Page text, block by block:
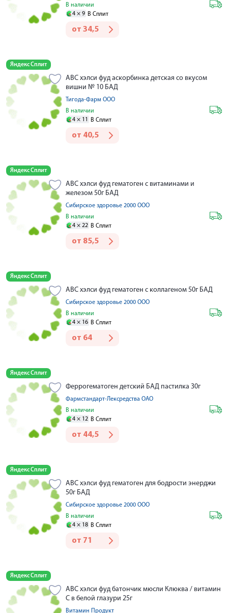
В наличии
4 × 9 В Сплит
от 34,5
Яндекс Сплит
АВС хэлси фуд аскорбинка детская со вкусом
вишни № 10 БАД
Тигода-Фарм ООО
В наличии
4 × 11 В Сплит
от 40,5
Яндекс Сплит
АВС хэлси фуд гематоген с витаминами и
железом 50г БАД
Сибирское здоровье 2000 ООО
В наличии
4 × 22 В Сплит
от 85,5
Яндекс Сплит
АВС хэлси фуд гематоген с коллагеном 50г БАД
Сибирское здоровье 2000 ООО
В наличии
4 × 16 В Сплит
от 64
Яндекс Сплит
Феррогематоген детский БАД пастилка 30г
Фармстандарт-Лексредства ОАО
В наличии
4 × 12 В Сплит
от 44,5
Яндекс Сплит
АВС хэлси фуд гематоген для бодрости энерджи
50г БАД
Сибирское здоровье 2000 ООО
В наличии
4 × 18 В Сплит
от 71
Яндекс Сплит
АВС хэлси фуд батончик мюсли Клюква / витамин
С в белой глазури 25г
Витамин Продукт